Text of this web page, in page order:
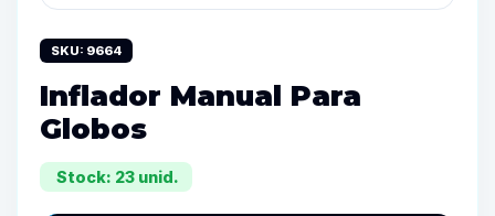
SKU: 9664
Inflador Manual Para
Globos
Stock: 23 unid.